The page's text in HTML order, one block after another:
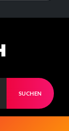
SUCHEN